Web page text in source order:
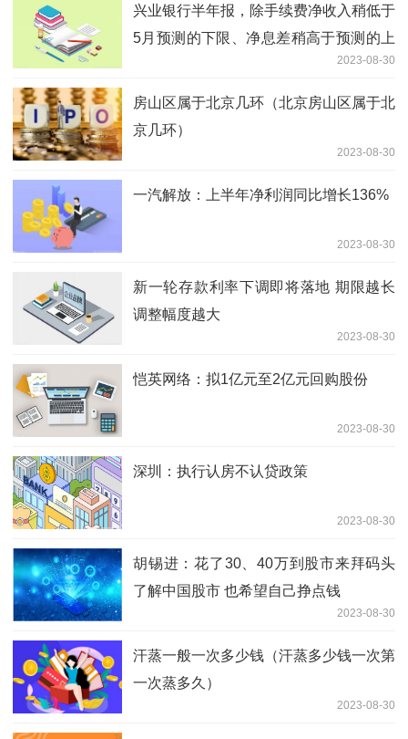
兴业银行半年报，除手续费净收入稍低于
5月预测的下限、净息差稍高于预测的上
限外，总体上在我5月预测之内。2023-08-30
房山区属于北京几环（北京房山区属于北
京几环）
2023-08-30
一汽解放：上半年净利润同比增长136%
2023-08-30
新一轮存款利率下调即将落地 期限越长
调整幅度越大
2023-08-30
恺英网络：拟1亿元至2亿元回购股份
2023-08-30
深圳：执行认房不认贷政策
2023-08-30
胡锡进：花了30、40万到股市来拜码头
了解中国股市 也希望自己挣点钱
2023-08-30
汗蒸一般一次多少钱（汗蒸多少钱一次第
一次蒸多久）
2023-08-30